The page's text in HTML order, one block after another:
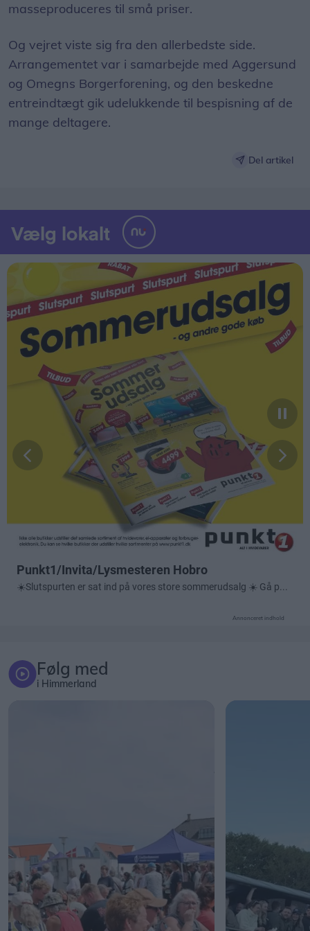
masseproduceres til små priser.
Og vejret viste sig fra den allerbedste side.
Arrangementet var i samarbejde med Aggersund
og Omegns Borgerforening, og den beskedne
entreindtægt gik udelukkende til bespisning af de
mange deltagere.
Del artikel
Annonceret indhold
Følg med
i Himmerland